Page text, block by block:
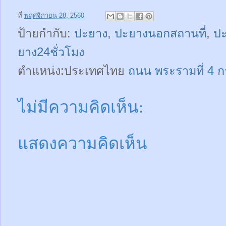
ที่ พฤศจิกายน 28, 2560
ป้ายกำกับ: ปะยาง, ปะยางนอกสถานที่, ป
ยาง24ชั่วโมง
ตำแหน่ง:ประเทศไทย ถนน พระรามที่ 4
ไม่มีความคิดเห็น:
แสดงความคิดเห็น